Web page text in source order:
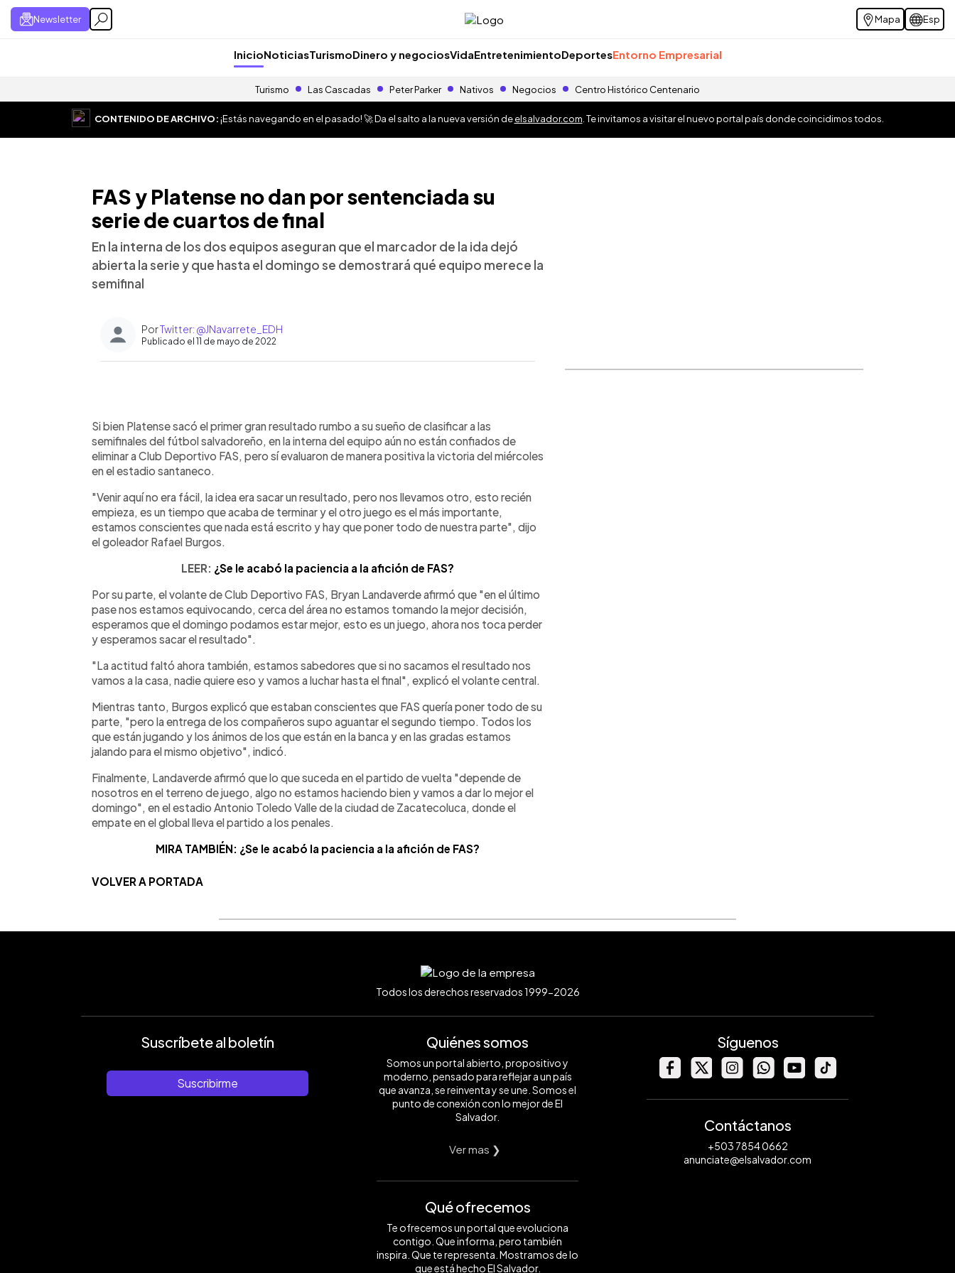
Newsletter Mapa Esp
InicioNoticiasTurismoDinero y negociosVidaEntretenimientoDeportesEntorno Empresarial
Turismo Las Cascadas Peter Parker Nativos Negocios Centro Histórico Centenario
CONTENIDO DE ARCHIVO:¡Estás navegando en el pasado! 🚀 Da el salto a la nueva versión deelsalvador.com . Te invitamos a visitar el nuevo portal país donde coincidimos todos.
FAS y Platense no dan por sentenciada su
serie de cuartos de final
En la interna de los dos equipos aseguran que el marcador de la ida dejó
abierta la serie y que hasta el domingo se demostrará qué equipo merece la
semifinal
PorTwitter: @JNavarrete_EDH
Publicado el 11 de mayo de 2022
► Escuchar artículo
Si bien Platense sacó el primer gran resultado rumbo a su sueño de clasificar a las
semifinales del fútbol salvadoreño, en la interna del equipo aún no están confiados de
eliminar a Club Deportivo FAS, pero sí evaluaron de manera positiva la victoria del miércoles
en el estadio santaneco.
"Venir aquí no era fácil, la idea era sacar un resultado, pero nos llevamos otro, esto recién
empieza, es un tiempo que acaba de terminar y el otro juego es el más importante,
estamos conscientes que nada está escrito y hay que poner todo de nuestra parte", dijo
el goleador Rafael Burgos.
LEER: ¿Se le acabó la paciencia a la afición de FAS?
Por su parte, el volante de Club Deportivo FAS, Bryan Landaverde afirmó que "en el último
pase nos estamos equivocando, cerca del área no estamos tomando la mejor decisión,
esperamos que el domingo podamos estar mejor, esto es un juego, ahora nos toca perder
y esperamos sacar el resultado".
"La actitud faltó ahora también, estamos sabedores que si no sacamos el resultado nos
vamos a la casa, nadie quiere eso y vamos a luchar hasta el final", explicó el volante central.
Mientras tanto, Burgos explicó que estaban conscientes que FAS quería poner todo de su
parte, "pero la entrega de los compañeros supo aguantar el segundo tiempo. Todos los
que están jugando y los ánimos de los que están en la banca y en las gradas estamos
jalando para el mismo objetivo", indicó.
Finalmente, Landaverde afirmó que lo que suceda en el partido de vuelta "depende de
nosotros en el terreno de juego, algo no estamos haciendo bien y vamos a dar lo mejor el
domingo", en el estadio Antonio Toledo Valle de la ciudad de Zacatecoluca, donde el
empate en el global lleva el partido a los penales.
MIRA TAMBIÉN: ¿Se le acabó la paciencia a la afición de FAS?
VOLVER A PORTADA
Todos los derechos reservados 1999-2026
Suscríbete al boletín
Suscribirme
Quiénes somos
Somos un portal abierto, propositivo y
moderno, pensado para reflejar a un país
que avanza, se reinventa y se une. Somos el
punto de conexión con lo mejor de El
Salvador.
Ver mas ❯
Qué ofrecemos
Te ofrecemos un portal que evoluciona
contigo. Que informa, pero también
inspira. Que te representa. Mostramos de lo
que está hecho El Salvador.
Síguenos
Contáctanos
+503 7854 0662
anunciate@elsalvador.com